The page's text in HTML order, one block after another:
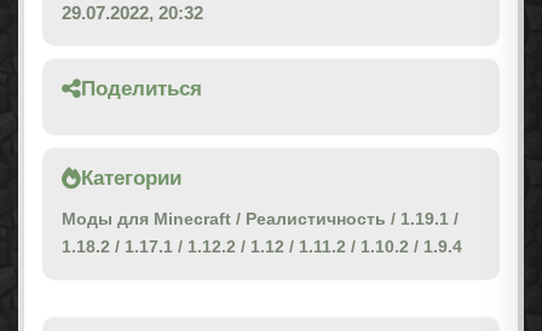
29.07.2022, 20:32
Поделиться
Категории
Моды для Minecraft / Реалистичность / 1.19.1 /
1.18.2 / 1.17.1 / 1.12.2 / 1.12 / 1.11.2 / 1.10.2 / 1.9.4